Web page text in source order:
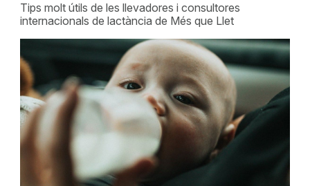
Tips molt útils de les llevadores i consultores
internacionals de lactància de Més que Llet